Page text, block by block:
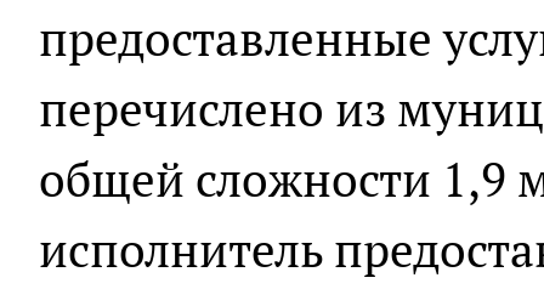
предоставленные
перечислено из
общей сложности 1,9
исполнитель